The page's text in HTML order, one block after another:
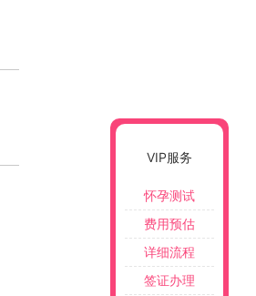
VIP服务
怀孕测试
费用预估
详细流程
签证办理